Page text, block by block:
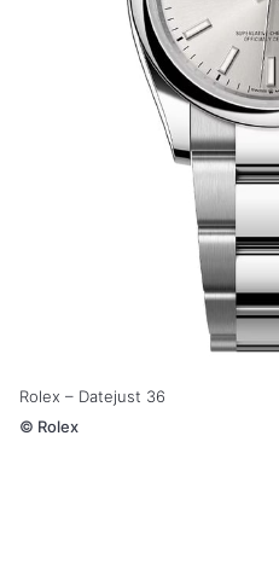
Rolex – Datejust 36
© Rolex